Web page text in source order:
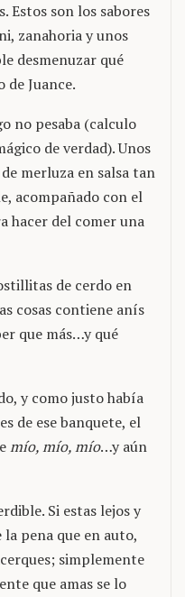
Estos son los sabores
zanahoria y unos
desmenuzar qué
de Juance.
no pesaba (calculo
de verdad). Unos
merluza en salsa tan
acompañado con el
hacer del comer una
de cerdo en
cosas contiene anís
que más…y qué
y como justo había
de ese banquete, el
mío, mío, mío…y aún
Si estas lejos y
la pena que en auto,
simplemente
que amas se lo